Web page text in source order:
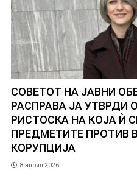
СОВЕТОТ НА ЈАВНИ
РАСПРАВА ЈА УТВРДИ
РИСТОСКА НА КОЈА Ѝ
ПРЕДМЕТИТЕ ПРОТИВ
КОРУПЦИЈА
8 април 2026